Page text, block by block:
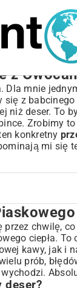
z
mnie
z
niż deser. To
Zrobimy
konkretny
mi się
chwilę,
ciepła.
kawy, jak i
prób,
deser?